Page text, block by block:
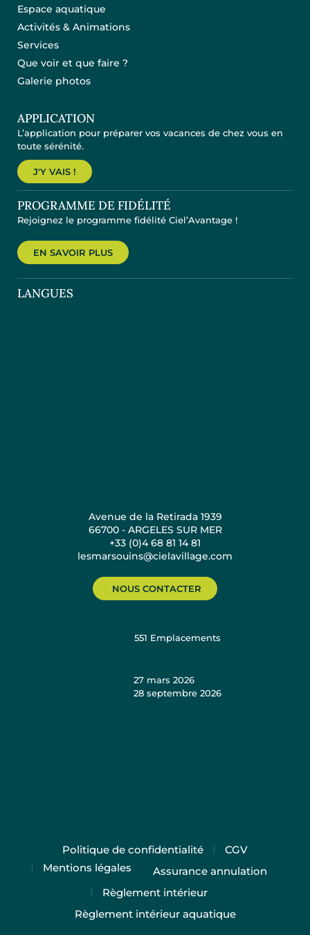
Espace aquatique
Activités & Animations
Services
Que voir et que faire ?
Galerie photos
APPLICATION
L’application pour préparer vos vacances de chez vous en
toute sérénité.
J'Y VAIS !
PROGRAMME DE FIDÉLITÉ
Rejoignez le programme fidélité Ciel’Avantage !
EN SAVOIR PLUS
LANGUES
Avenue de la Retirada 1939
66700 - ARGELES SUR MER
+33 (0)4 68 81 14 81
lesmarsouins@cielavillage.com
NOUS CONTACTER
551 Emplacements
27 mars 2026
28 septembre 2026
Politique de confidentialité
CGV
Mentions légales
Assurance annulation
Règlement intérieur
Règlement intérieur aquatique